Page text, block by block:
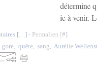
détermine
ie à venir.
[…] - Permalien [#]
gore, quête, sang, Aurélie